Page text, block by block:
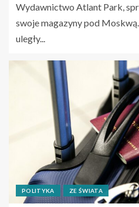
Wydawnictwo Atlant Park,
swoje magazyny pod
uległy...
POLITYKA ZE ŚWIATA